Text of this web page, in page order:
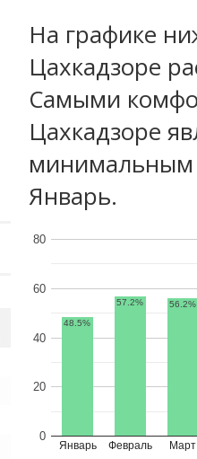
На графике
Цахкадзоре
Самыми
Цахкадзоре
минимальным
Январь.
Январь Февраль Март
0
20
40
60
80
48.5%
57.2% 56.2%